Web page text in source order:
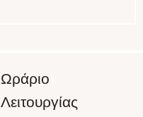
Ωράριο
Λειτουργίας